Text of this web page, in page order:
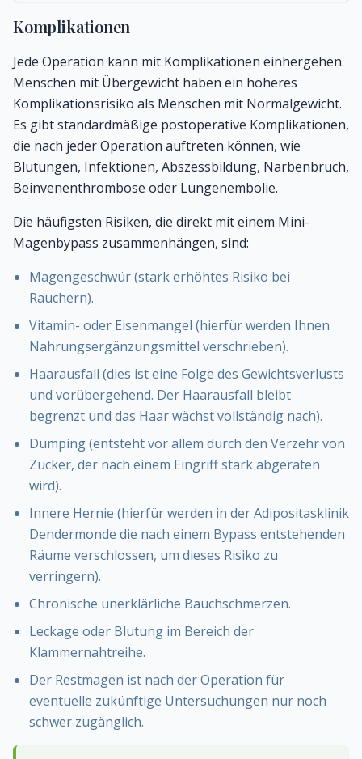
Komplikationen
Jede Operation kann mit Komplikationen einhergehen.
Menschen mit Übergewicht haben ein höheres
Komplikationsrisiko als Menschen mit Normalgewicht.
Es gibt standardmäßige postoperative Komplikationen,
die nach jeder Operation auftreten können, wie
Blutungen, Infektionen, Abszessbildung, Narbenbruch,
Beinvenenthrombose oder Lungenembolie.
Die häufigsten Risiken, die direkt mit einem Mini-
Magenbypass zusammenhängen, sind:
Magengeschwür (stark erhöhtes Risiko bei
Rauchern).
Vitamin- oder Eisenmangel (hierfür werden Ihnen
Nahrungsergänzungsmittel verschrieben).
Haarausfall (dies ist eine Folge des Gewichtsverlusts
und vorübergehend. Der Haarausfall bleibt
begrenzt und das Haar wächst vollständig nach).
Dumping (entsteht vor allem durch den Verzehr von
Zucker, der nach einem Eingriff stark abgeraten
wird).
Innere Hernie (hierfür werden in der Adipositasklinik
Dendermonde die nach einem Bypass entstehenden
Räume verschlossen, um dieses Risiko zu
verringern).
Chronische unerklärliche Bauchschmerzen.
Leckage oder Blutung im Bereich der
Klammernahtreihe.
Der Restmagen ist nach der Operation für
eventuelle zukünftige Untersuchungen nur noch
schwer zugänglich.